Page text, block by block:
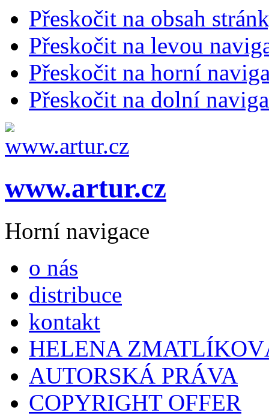
Přeskočit na obsah
Přeskočit na levou
Přeskočit na horní
Přeskočit na dolní
www.artur.cz
Horní navigace
o nás
distribuce
kontakt
HELENA
AUTORSKÁ PRÁVA
COPYRIGHT OFFER